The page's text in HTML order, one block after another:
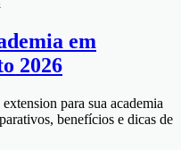
em
2026
para sua academia
benefícios e dicas de